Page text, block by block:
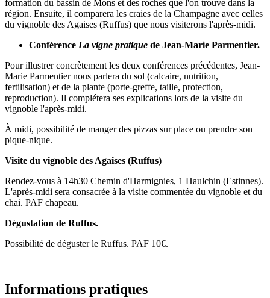
formation du bassin de Mons et des roches que l'on trouve dans la
région. Ensuite, il comparera les craies de la Champagne avec celles
du vignoble des Agaises (Ruffus) que nous visiterons l'après-midi.
Conférence La vigne pratique de Jean-Marie Parmentier.
Pour illustrer concrètement les deux conférences précédentes, Jean-
Marie Parmentier nous parlera du sol (calcaire, nutrition,
fertilisation) et de la plante (porte-greffe, taille, protection,
reproduction). Il complétera ses explications lors de la visite du
vignoble l'après-midi.
À midi, possibilité de manger des pizzas sur place ou prendre son
pique-nique.
Visite du vignoble des Agaises (Ruffus)
Rendez-vous à 14h30 Chemin d'Harmignies, 1 Haulchin (Estinnes).
L'après-midi sera consacrée à la visite commentée du vignoble et du
chai. PAF chapeau.
Dégustation de Ruffus.
Possibilité de déguster le Ruffus. PAF 10€.
Informations pratiques